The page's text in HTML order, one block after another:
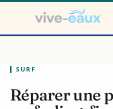
contenu
SURF
Réparer une